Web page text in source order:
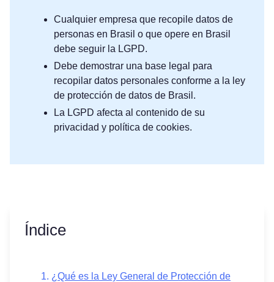
Cualquier empresa que recopile datos de
personas en Brasil o que opere en Brasil
debe seguir la LGPD.
Debe demostrar una base legal para
recopilar datos personales conforme a la ley
de protección de datos de Brasil.
La LGPD afecta al contenido de su
privacidad y política de cookies.
Índice
¿Qué es la Ley General de Protección de